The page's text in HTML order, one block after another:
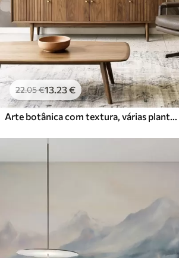
22.05€13.23€
Arte botânica com textura, várias plantas e folhas em tons de castanho e bege